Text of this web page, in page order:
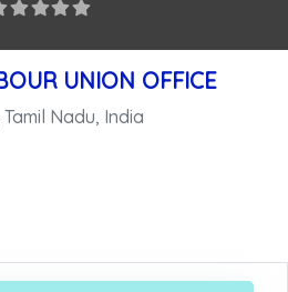
UNION OFFICE
Tamil Nadu India